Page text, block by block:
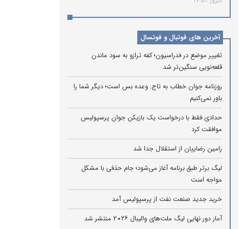
آخرین های فوتبال و فوتسال
تغییر موضع در فدراسیون؛ کفه ترازو به سود ماندن
قلعه‌نویی سنگین‌تر شد
روزنامه جوان خطاب به تاج: وعده بس است؛ دیگر شما را
باور نمی‌کنیم
حدادی فقط با درخواست یک بازیکن جوان پرسپولیس
موافقت کرد
رامین رضاییان از استقلال جدا شد
لیگ برتر طبق برنامه آغاز می‌شود؛ جام حذفی با مشکل
مواجه است
خرید جدید صنعت نفت از پرسپولیس آمد
آمار دور نهایی لیگ ملت‌های والیبال ۲۰۲۶ منتشر شد